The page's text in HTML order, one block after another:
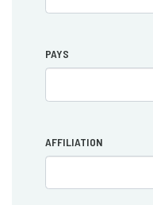
PAYS
AFFILIATION